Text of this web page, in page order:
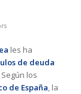
les ha
de deuda
Según los
de España, la